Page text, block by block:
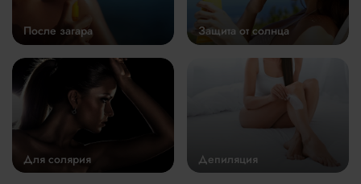
После загара Защита от солнца
Для солярия Депиляция